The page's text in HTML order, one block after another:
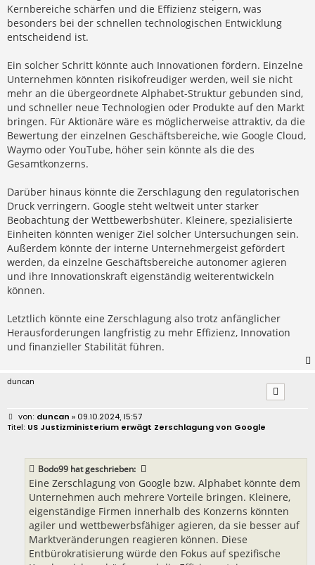
Kernbereiche schärfen und die Effizienz steigern, was
besonders bei der schnellen technologischen Entwicklung
entscheidend ist.
Ein solcher Schritt könnte auch Innovationen fördern. Einzelne
Unternehmen könnten risikofreudiger werden, weil sie nicht
mehr an die übergeordnete Alphabet-Struktur gebunden sind,
und schneller neue Technologien oder Produkte auf den Markt
bringen. Für Aktionäre wäre es möglicherweise attraktiv, da die
Bewertung der einzelnen Geschäftsbereiche, wie Google Cloud,
Waymo oder YouTube, höher sein könnte als die des
Gesamtkonzerns.
Darüber hinaus könnte die Zerschlagung den regulatorischen
Druck verringern. Google steht weltweit unter starker
Beobachtung der Wettbewerbshüter. Kleinere, spezialisierte
Einheiten könnten weniger Ziel solcher Untersuchungen sein.
Außerdem könnte der interne Unternehmergeist gefördert
werden, da einzelne Geschäftsbereiche autonomer agieren
und ihre Innovationskraft eigenständig weiterentwickeln
können.
Letztlich könnte eine Zerschlagung also trotz anfänglicher
Herausforderungen langfristig zu mehr Effizienz, Innovation
und finanzieller Stabilität führen.
duncan
B
e
duncan » 09.10.2024, 15:57
US Justizministerium erwägt Zerschlagung von Google
Bodo99 hat geschrieben:
Eine Zerschlagung von Google bzw. Alphabet könnte dem
Unternehmen auch mehrere Vorteile bringen. Kleinere,
eigenständige Firmen innerhalb des Konzerns könnten
agiler und wettbewerbsfähiger agieren, da sie besser auf
Marktveränderungen reagieren können. Diese
Entbürokratisierung würde den Fokus auf spezifische